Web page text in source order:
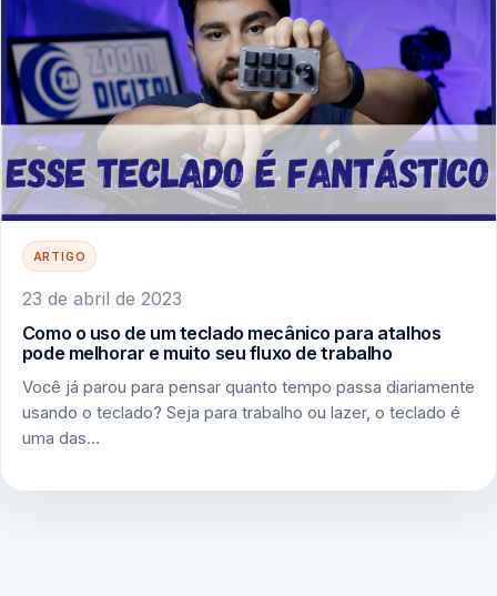
ARTIGO
23 de abril de 2023
Como o uso de um teclado mecânico para atalhos
pode melhorar e muito seu fluxo de trabalho
Você já parou para pensar quanto tempo passa diariamente
usando o teclado? Seja para trabalho ou lazer, o teclado é
uma das…